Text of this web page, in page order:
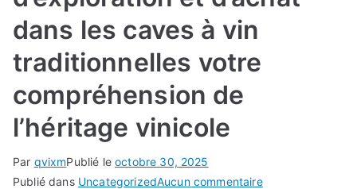
de
dans les caves à vin
traditionnelles votre
compréhension de
l’héritage vinicole
Par qvixmPublié leoctobre 30, 2025
Publié dans UncategorizedAucun commentairesur